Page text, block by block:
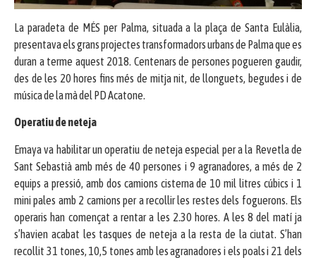
La paradeta de MÉS per Palma, situada a la plaça de Santa Eulàlia,
presentava els grans projectes transformadors urbans de Palma que es
duran a terme aquest 2018. Centenars de persones pogueren gaudir,
des de les 20 hores fins més de mitja nit, de llonguets, begudes i de
música de la mà del PD Acatone.
Operatiu de neteja
Emaya va habilitar un operatiu de neteja especial per a la Revetla de
Sant Sebastià amb més de 40 persones i 9 agranadores, a més de 2
equips a pressió, amb dos camions cisterna de 10 mil litres cúbics i 1
mini pales amb 2 camions per a recollir les restes dels foguerons. Els
operaris han començat a rentar a les 2.30 hores. A les 8 del matí ja
s’havien acabat les tasques de neteja a la resta de la ciutat. S’han
recollit 31 tones, 10,5 tones amb les agranadores i els poals i 21 dels